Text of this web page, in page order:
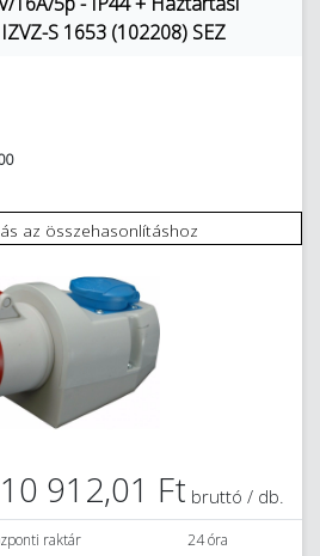
S 1653 (102208) SEZ
az összehasonlításhoz
10 912,01 Ft bruttó / db.
raktár
24 óra